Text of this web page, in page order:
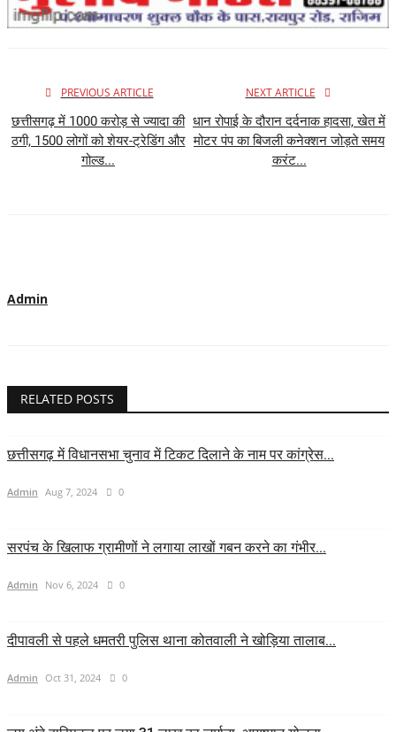
PREVIOUS ARTICLE
छत्तीसगढ़ में 1000 करोड़ से ज्यादा की
ठगी, 1500 लोगों को शेयर-ट्रेडिंग और
गोल्ड...
NEXT ARTICLE
धान रोपाई के दौरान दर्दनाक हादसा, खेत में
मोटर पंप का बिजली कनेक्शन जोड़ते समय
करंट...
Admin
RELATED POSTS
छत्तीसगढ़ में विधानसभा चुनाव में टिकट दिलाने के नाम पर कांग्रेस...
Admin Aug 7, 2024 0
सरपंच के खिलाफ ग्रामीणों ने लगाया लाखों गबन करने का गंभीर...
Admin Nov 6, 2024 0
दीपावली से पहले धमतरी पुलिस थाना कोतवाली ने खोड़िया तालाब...
Admin Oct 31, 2024 0